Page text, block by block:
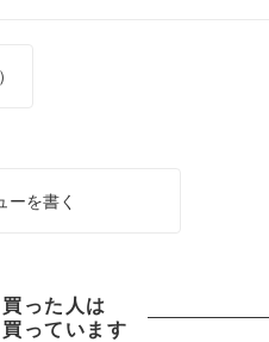
ーを書く
った人は
っています